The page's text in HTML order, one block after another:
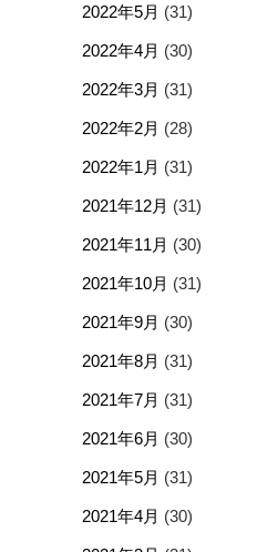
2022年5月 (31)
2022年4月 (30)
2022年3月 (31)
2022年2月 (28)
2022年1月 (31)
2021年12月 (31)
2021年11月 (30)
2021年10月 (31)
2021年9月 (30)
2021年8月 (31)
2021年7月 (31)
2021年6月 (30)
2021年5月 (31)
2021年4月 (30)